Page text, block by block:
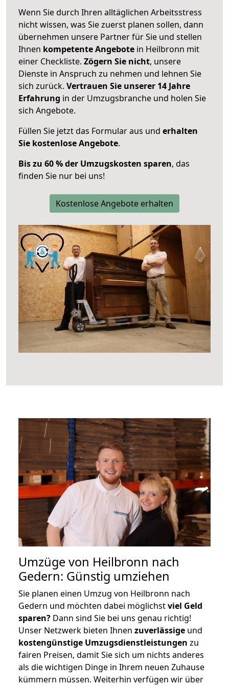
Wenn Sie durch Ihren alltäglichen Arbeitsstress
nicht wissen, was Sie zuerst planen sollen, dann
übernehmen unsere Partner für Sie und stellen
Ihnen kompetente Angebote in Heilbronn mit
einer Checkliste. Zögern Sie nicht, unsere
Dienste in Anspruch zu nehmen und lehnen Sie
sich zurück. Vertrauen Sie unserer 14 Jahre
Erfahrung in der Umzugsbranche und holen Sie
sich Angebote.
Füllen Sie jetzt das Formular aus und erhalten
Sie kostenlose Angebote.
Bis zu 60 % der Umzugskosten sparen, das
finden Sie nur bei uns!
Kostenlose Angebote erhalten
Umzüge von Heilbronn nach
Gedern: Günstig umziehen
Sie planen einen Umzug von Heilbronn nach
Gedern und möchten dabei möglichstviel Geld
sparen? Dann sind Sie bei uns genau richtig!
Unser Netzwerk bieten Ihnen zuverlässige und
kostengünstige Umzugsdienstleistungen zu
fairen Preisen, damit Sie sich um nichts anderes
als die wichtigen Dinge in Ihrem neuen Zuhause
kümmern müssen. Weiterhin verfügen wir über